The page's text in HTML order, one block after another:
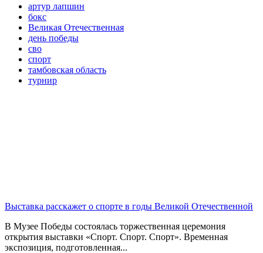
артур лапшин
бокс
Великая Отечественная
день победы
сво
спорт
тамбовская область
турнир
Выставка расскажет о спорте в годы Великой Отечественной
В Музее Победы состоялась торжественная церемония
открытия выставки «Спорт. Спорт. Спорт». Временная
экспозиция, подготовленная...